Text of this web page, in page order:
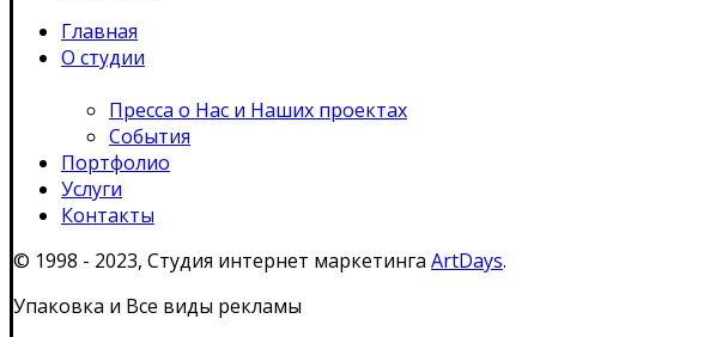
Главная
О студии
Пресса о Нас и Наших проектах
События
Портфолио
Услуги
Контакты
© 1998 - 2023, Студия интернет маркетинга ArtDays.
Упаковка и Все виды рекламы